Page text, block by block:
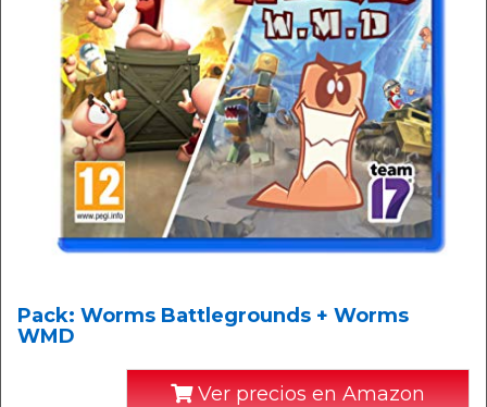
Pack: Worms Battlegrounds + Worms
WMD
Ver precios en Amazon